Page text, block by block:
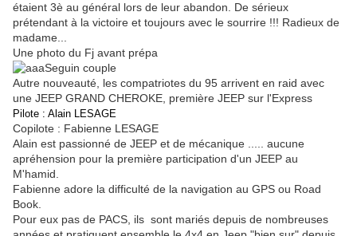
étaient 3è au général lors de leur abandon. De sérieux
prétendant à la victoire et toujours avec le sourrire !!! Radieux de
madame...
Une photo du Fj avant prépa
Autre nouveauté, les compatriotes du 95 arrivent en raid avec
une JEEP GRAND CHEROKE, première JEEP sur l'Express
Pilote : Alain LESAGE
Copilote : Fabienne LESAGE
Alain est passionné de JEEP et de mécanique ..... aucune
apréhension pour la première participation d'un JEEP au
M'hamid.
Fabienne adore la difficulté de la navigation au GPS ou Road
Book.
Pour eux pas de PACS, ils sont mariés depuis de nombreuses